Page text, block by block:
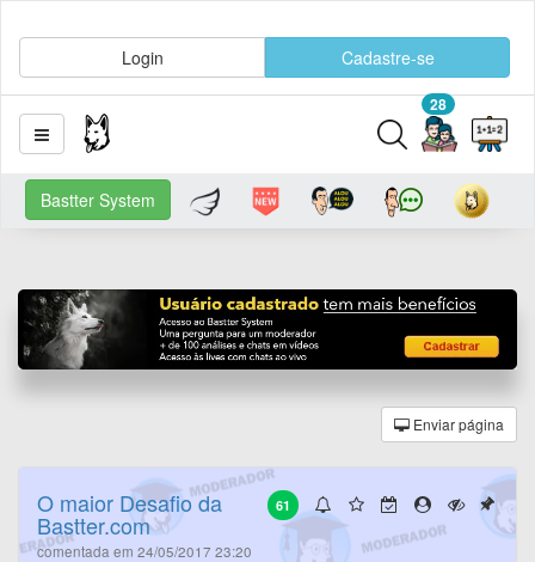
Login Cadastre-se
28
Bastter System
Enviar página
61
O maior Desafio da
Bastter.com
comentada em 24/05/2017 23:20